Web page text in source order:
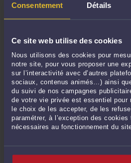
Consentement Détails
Ce site web utilise des cookies
Nous utilisons des cookies pour
notre site, pour vous proposer une
sur l’interactivité avec d’autres
sociaux, contenus animés…) ainsi
du suivi de nos campagnes
de votre vie privée est essentiel pour
le choix de les accepter, de les
paramétrer, à l’exception des
nécessaires au fonctionnement du
Conseil employeur : procédures de
contrat de travail
Conseil employeur : sécurité et
Défense des employeurs :
SERVICES LES PLUS
EN DROIT DU
Procédure en matière de
l'employeur